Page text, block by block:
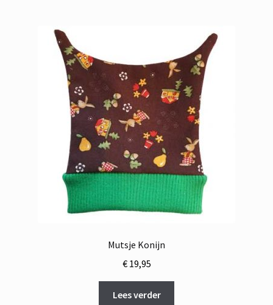
Mutsje Konijn
€19,95
Lees verder